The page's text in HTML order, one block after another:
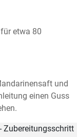
etwa 80
und
einen Guss